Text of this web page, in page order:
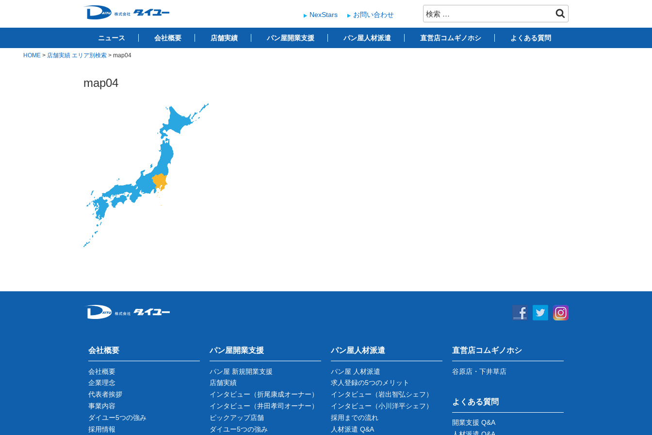
テ
株式会社ダイユー
1200件以上の開業サポート実績！！ ベーカリー開業支援
検
索:
NexStars お問い合わせ
ニュース 会社概要 店舗実績 パン屋開業支援 パン屋人材派遣 直営店コムギノホシ よくある質問
HOME > 店舗実績 エリア別検索 > map04
map04
会社概要
会社概要
企業理念
代表者挨拶
事業内容
ダイユー5つの強み
採用情報
パン屋開業支援
パン屋 新規開業支援
店舗実績
インタビュー （折尾康成オーナー）
インタビュー （井田孝司オーナー）
ピックアップ店舗
ダイユー5つの強み
パン屋人材派遣
パン屋 人材派遣
求人登録の5つのメリット
インタビュー （岩出智弘シェフ）
インタビュー （小川洋平シェフ）
採用までの流れ
人材派遣 Q&A
直営店コムギノホシ
谷原店・下井草店
よくある質問
開業支援 Q&A